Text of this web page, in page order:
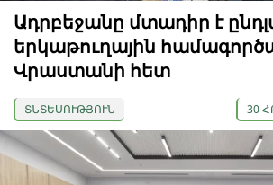
Ադրբեջանը մտադիր է
երկաթուղային
Վրաստանի հետ
ՏՆՏԵՍՈՒԹՅՈՒՆ 30